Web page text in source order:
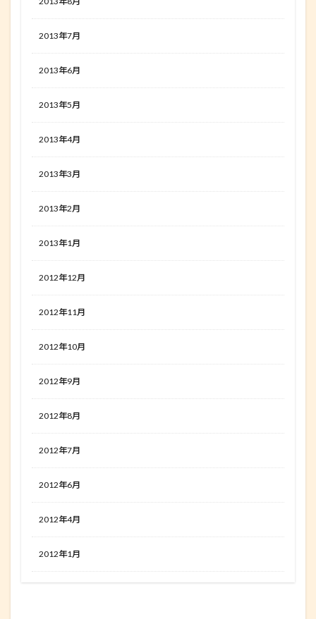
2013年7月
2013年6月
2013年5月
2013年4月
2013年3月
2013年2月
2013年1月
2012年12月
2012年11月
2012年10月
2012年9月
2012年8月
2012年7月
2012年6月
2012年4月
2012年1月